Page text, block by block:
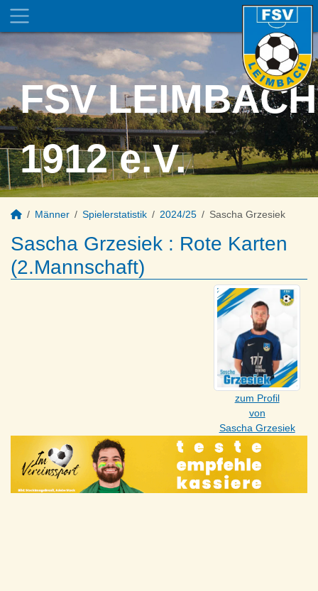
FSV LEIMBACH
1912 e.V.
Männer Spielerstatistik 2024/25 Sascha Grzesiek
Sascha Grzesiek : Rote Karten
(2.Mannschaft)
zum Profil
von
Sascha Grzesiek